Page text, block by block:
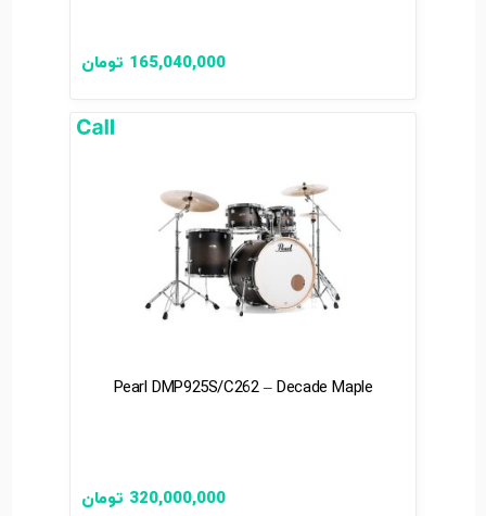
165,040,000 تومان
Pearl DMP925S/C262 – Decade Maple
320,000,000 تومان